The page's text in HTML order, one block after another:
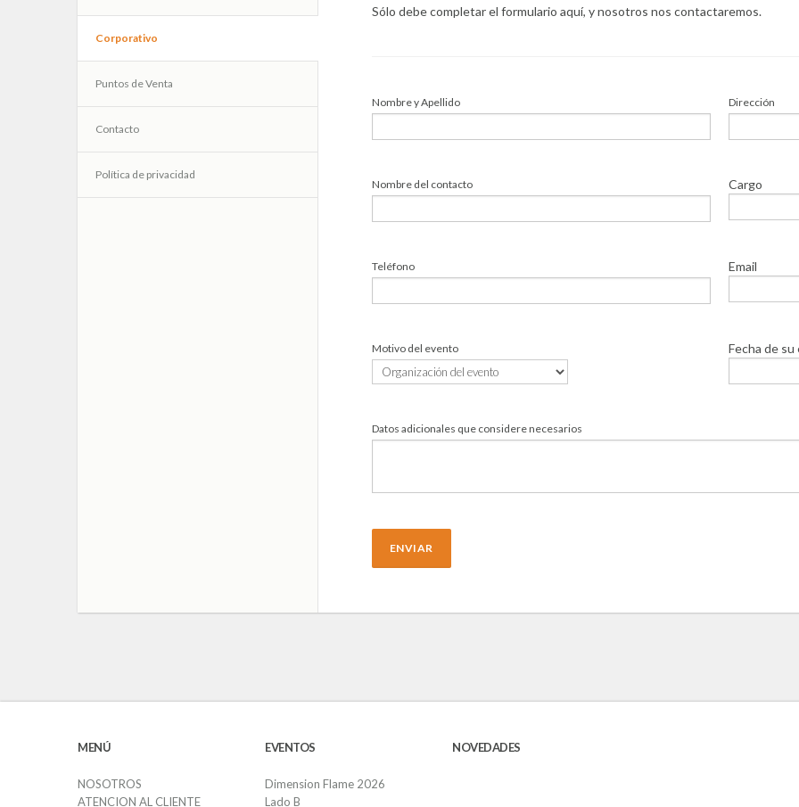
Corporativo
Puntos de Venta
Contacto
Política de privacidad
Sólo debe completar el formulario aquí, y nosotros nos contactaremos.
Nombre y Apellido Dirección
Nombre del contacto Cargo
Teléfono Email
Motivo del evento Fecha de
Datos adicionales que considere necesarios
ENVIAR
MENÚ
NOSOTROS
ATENCION AL CLIENTE
EVENTOS
Dimension Flame 2026
Lado B
NOVEDADES